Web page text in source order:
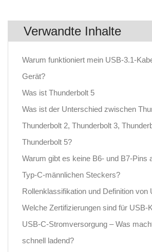
Verwandte Inhalte
Warum funktioniert mein USB-3.1-
Gerät?
Was ist Thunderbolt 5
Was ist der Unterschied zwischen
Thunderbolt 2, Thunderbolt 3,
Thunderbolt 5?
Warum gibt es keine B6- und B7-Pins
Typ-C-männlichen Steckers?
Rollenklassifikation und Definition von
Welche Zertifizierungen sind für USB-
USB-C-Stromversorgung – Was
schnell ladend?